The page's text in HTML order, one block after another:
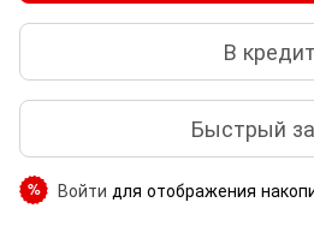
В кредит
Быстрый
% Войти для отображения